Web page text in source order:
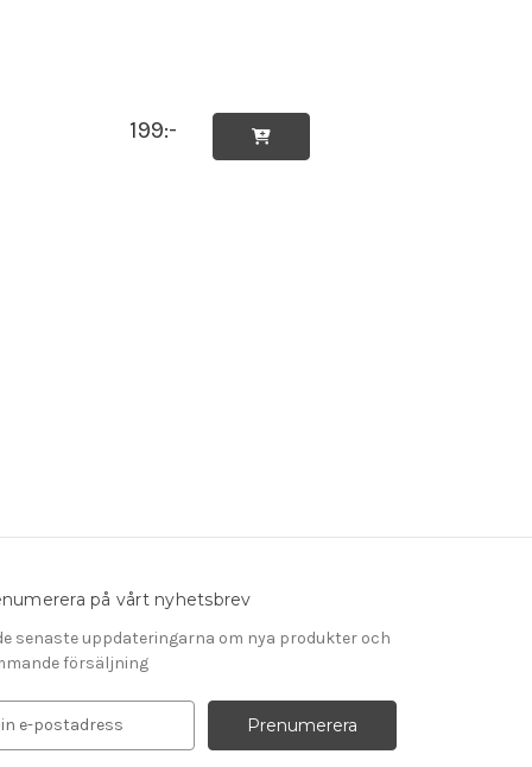
199:- 
på vårt nyhetsbrev
senaste uppdateringarna om nya produkter och
försäljning